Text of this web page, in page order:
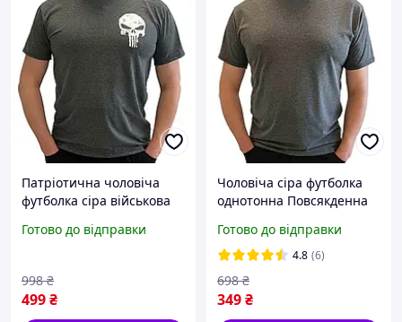
Патріотична чоловіча
футболка сіра військова
з принтом Бавовна 100%
Готово до відправки
499₴
998 ₴
Чоловіча сіра футболка
однотонна Повсякденна
100% бавовна Антрацит
Готово до відправки
4.8 (6)
349₴
698 ₴